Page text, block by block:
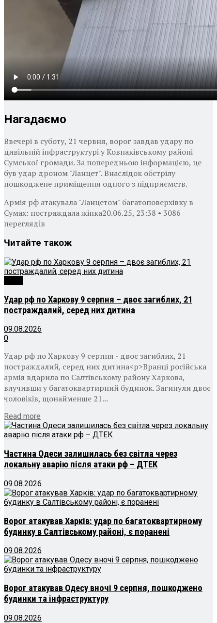
Нагадаємо
Ввечері в суботу, 21 червня, ворог завдав удару по
цивільній інфраструктурі у Ковпаківському районі
Сумської громади. За попередньою інформацією, це
був удар дроном "Ланцет". Внаслідок обстрілу
пошкоджене приміщення одного з підприємств.
Армія рф атакувала "Ланцетом" багатоповерхівку в
Сумах: постраждала жінка20.06.25, 23:38 • 3086
переглядiв
Читайте також
Удар рф по Харкову 9 серпня – двоє загиблих, 21
постраждалий, серед них дитина
09.08.2026
0
Удар рф по Харкову 9 серпня - двоє загиблих, 21
постраждалий, серед них дитина<p>Вранці російська
армія вдарила по Салтівському району Харкова,
влучивши у багатоквартирний будинок. Загинули двоє
чоловіків, щонайменше 21...
Read more
Частина Одеси залишилась без світла через
локальну аварію після атаки рф – ДТЕК
09.08.2026
Ворог атакував Харків: удар по багатоквартирному
будинку в Салтівському районі, є поранені
09.08.2026
Ворог атакував Одесу вночі 9 серпня, пошкоджено
будинки та інфраструктуру
09.08.2026